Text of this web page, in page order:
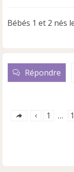
Bébés 1 et 2 nés
Répondre
1 …